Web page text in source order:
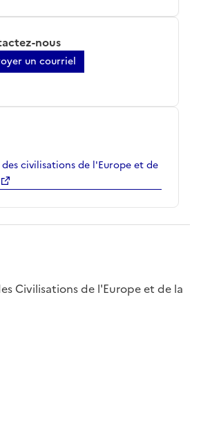
nous
un courriel
des civilisations de l'Europe et de
Civilisations de l'Europe et de la